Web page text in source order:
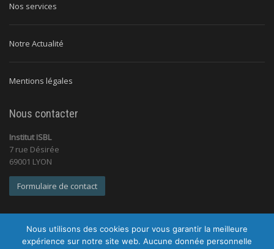
Nos services
Notre Actualité
Mentions légales
Nous contacter
Institut ISBL
7 rue Désirée
69001 LYON
Formulaire de contact
Nous utilisons des cookies pour vous garantir la meilleure
expérience sur notre site web. Aucune donnée personnelle